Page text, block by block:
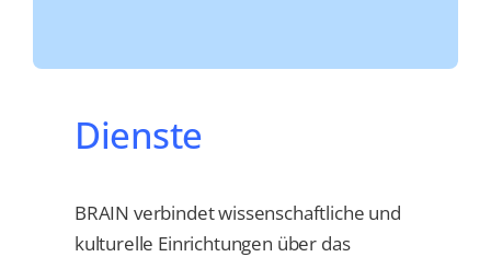
Dienste
BRAIN verbindet wissenschaftliche und
kulturelle Einrichtungen über das